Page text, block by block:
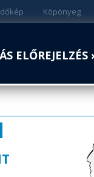
Köpönyeg
ELŐREJELZÉS